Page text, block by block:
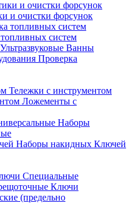
и очистки форсунок
систем
Ультразвуковые Ванны
Проверка
Тележки с инструментом
Ложементы с
Наборы
Наборы накидных Ключей
Специальные
Ключи